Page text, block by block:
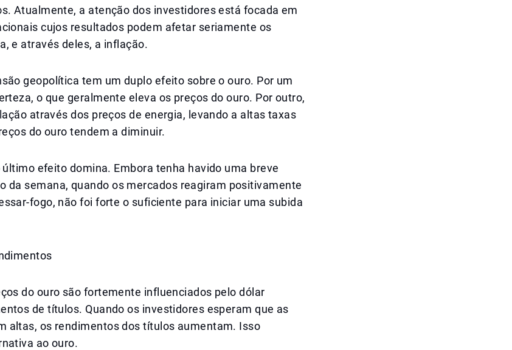
Atualmente, a atenção dos investidores está focada em
cujos resultados podem afetar seriamente os
e através deles, a inflação.
geopolítica tem um duplo efeito sobre o ouro. Por um
o que geralmente eleva os preços do ouro. Por outro,
através dos preços de energia, levando a altas taxas
do ouro tendem a diminuir.
efeito domina. Embora tenha havido uma breve
da semana, quando os mercados reagiram positivamente
fogo, não foi forte o suficiente para iniciar uma subida
do ouro são fortemente influenciados pelo dólar
de títulos. Quando os investidores esperam que as
altas, os rendimentos dos títulos aumentam. Isso
ao ouro.